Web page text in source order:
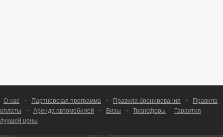
О нас • Партнерская программа • Правила бронирования •
Правила
оплаты
• Аренда автомобилей • Визы • Трансферы
Гарантия
лучшей цены